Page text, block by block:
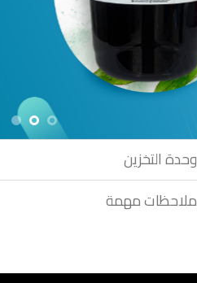
وحدة التخزين
ملاحظات مهمة